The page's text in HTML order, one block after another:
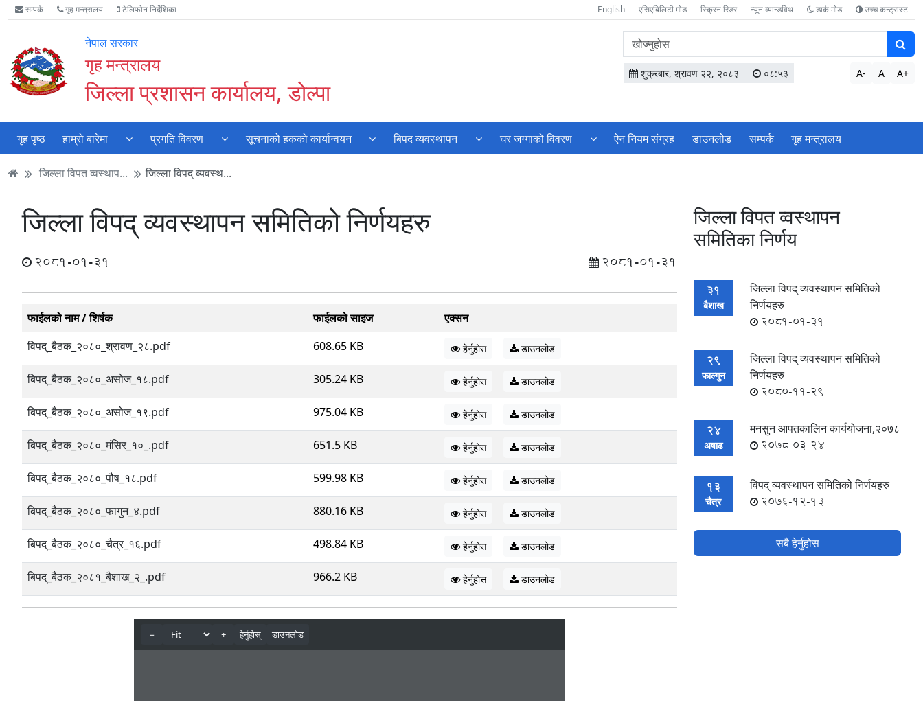
Accessibility
Mode
गर्नुहोस्
मुख्य
सामाग्री
मुख्य
नेभिगेसन
वेबसाइट
खोजमा
सम्पर्क गृह मन्त्रालय टेलिफोन निर्देशिका English एसिएबिलिटी मोड स्क्रिन रिडर न्यून व्यान्डविथ डार्क मोड उच्च कन्ट्रास्ट
नेपाल सरकार
गृह मन्त्रालय
जिल्ला प्रशासन कार्यालय, डोल्पा
वेबसाइटमा
सामग्री
खोज्नुहोस
शुक्रबार, श्रावण २२, २०८३ ०८:५३ A- A A+
गृह पृष्ठ हाम्रो बारेमा प्रगति विवरण सूचनाको हकको कार्यान्वयन बिपद व्यवस्थापन घर जग्गाको विवरण ऐन नियम संग्रह डाउनलोड सम्पर्क गृह मन्त्रालय
जिल्ला विपत व्वस्थाप... जिल्ला विपद् व्यवस्थ...
जिल्ला विपद् व्यवस्थापन समितिको निर्णयहरु
2081-01-31 2081-01-31
फाईलको नाम / शिर्षक फाईलको साइज
एक्सन
विपद्_बैठक_२०८०_श्रावण_२८.pdf
608.65 KB हेर्नुहोस डाउनलोड
बिपद्_बैठक_२०८०_असोज_१८.pdf 305.24 KB हेर्नुहोस डाउनलोड
बिपद्_बैठक_२०८०_असोज_१९.pdf 975.04 KB हेर्नुहोस डाउनलोड
बिपद्_बैठक_२०८०_मंसिर_१०_.pdf 651.5 KB हेर्नुहोस डाउनलोड
बिपद्_बैठक_२०८०_पौष_१८.pdf 599.98 KB हेर्नुहोस डाउनलोड
बिपद्_बैठक_२०८०_फागुन_४.pdf 880.16 KB हेर्नुहोस डाउनलोड
बिपद्_बैठक_२०८०_चैत्र_१६.pdf 498.84 KB हेर्नुहोस डाउनलोड
बिपद्_बैठक_२०८१_बैशाख_२_.pdf 966.2 KB हेर्नुहोस डाउनलोड
जिल्ला विपत व्वस्थापन
समितिका निर्णय
31
बैशाख
जिल्ला विपद् व्यवस्थापन समितिको
निर्णयहरु
2081-01-31
29
फाल्गुन
जिल्ला विपद् व्यवस्थापन समितिको
निर्णयहरु
2080-11-29
24
अषाढ
मनसुन आपतकालिन कार्ययोजना,२०७८
2078-03-24
13
चैत्र
विपद् व्यवस्थापन समितिको निर्णयहरु
2076-12-13
सबै हेर्नुहोस